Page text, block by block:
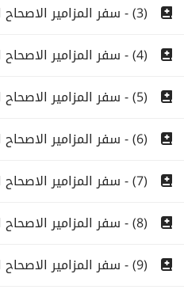
(3) - سفر المزامير الاصحاح الثالث
(4) - سفر المزامير الاصحاح الرابع
(5) - سفر المزامير الاصحاح الخامس
(6) - سفر المزامير الاصحاح السادس
(7) - سفر المزامير الاصحاح السابع
(8) - سفر المزامير الاصحاح الثامن
(9) - سفر المزامير الاصحاح التاسع